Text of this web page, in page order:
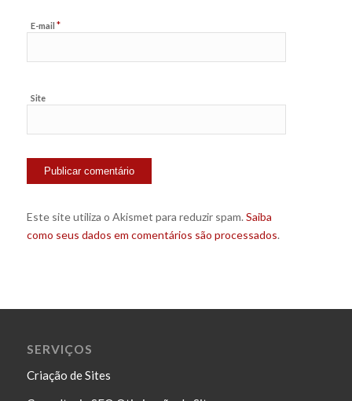
E-mail *
Site
Este site utiliza o Akismet para reduzir spam. Saiba
como seus dados em comentários são processados.
SERVIÇOS
Criação de Sites